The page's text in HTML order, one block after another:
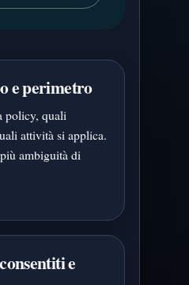
e perimetro
policy, quali
attività si applica.
ambiguità di
e